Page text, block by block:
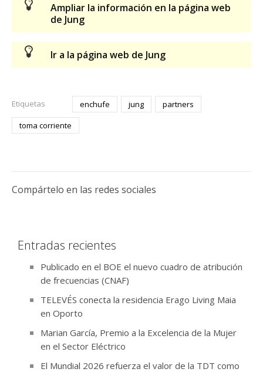
Ampliar la información en la página web
de Jung
Ir a la página web de Jung
Etiquetas enchufe jung
partners
toma corriente
Compártelo en las redes sociales
Entradas recientes
Publicado en el BOE el nuevo cuadro de atribución
de frecuencias (CNAF)
TELEVÉS conecta la residencia Erago Living Maia
en Oporto
Marian García, Premio a la Excelencia de la Mujer
en el Sector Eléctrico
El Mundial 2026 refuerza el valor de la TDT como